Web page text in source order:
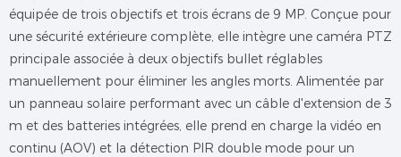
équipée de trois objectifs et trois écrans de 9 MP. Conçue pour
une sécurité extérieure complète, elle intègre une caméra PTZ
principale associée à deux objectifs bullet réglables
manuellement pour éliminer les angles morts. Alimentée par
un panneau solaire performant avec un câble d'extension de 3
m et des batteries intégrées, elle prend en charge la vidéo en
continu (AOV) et la détection PIR double mode pour un